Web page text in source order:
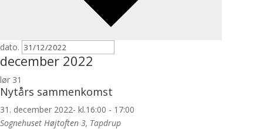
dato.
december 2022
lør 31
Nytårs sammenkomst
31. december 2022- kl.16:00 - 17:00
Sognehuset Højtoften 3, Tapdrup